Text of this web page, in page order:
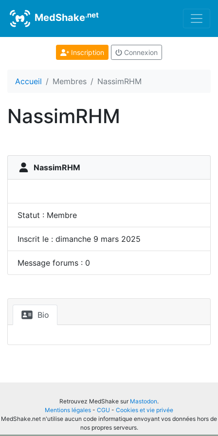
MedShake.net
Inscription Connexion
Accueil Membres NassimRHM
NassimRHM
NassimRHM
Statut : Membre
Inscrit le : dimanche 9 mars 2025
Message forums : 0
Bio
Retrouvez MedShake sur Mastodon.
Mentions légales - CGU - Cookies et vie privée
MedShake.net n'utilise aucun code informatique envoyant vos données hors de
nos propres serveurs.